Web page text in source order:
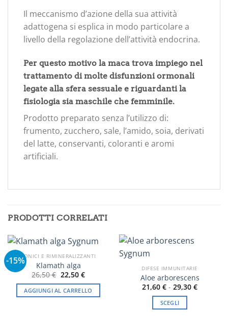
Il meccanismo d’azione della sua attività
adattogena si esplica in modo particolare a
livello della regolazione dell’attività endocrina.
Per questo motivo la maca trova impiego nel
trattamento di molte disfunzioni ormonali
legate alla sfera sessuale e riguardanti la
fisiologia sia maschile che femminile.
Prodotto preparato senza l’utilizzo di:
frumento, zucchero, sale, l’amido, soia, derivati
del latte, conservanti, coloranti e aromi
artificiali.
PRODOTTI CORRELATI
-15%TONICI E RIMINERALIZZANTI
Klamath alga
26,50€ Il
prezzo
originale
era:
26,50 €.
22,50 €Il
prezzo
attuale
è:
22,50 €.
AGGIUNGI AL CARRELLO
DIFESE IMMUNITARIE
Aloe arborescens
21,60 € - 29,30 €Fascia
di
SCEGLI